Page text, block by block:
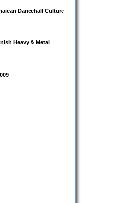
Dancehall Culture
Heavy & Metal